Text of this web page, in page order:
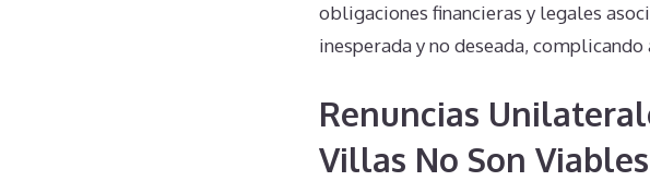
obligaciones financieras y legales
inesperada y no deseada,
Renuncias
Villas No Son Viables